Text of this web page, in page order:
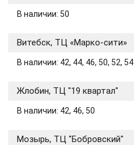
В наличии: 50
Витебск, ТЦ «Марко-сити»
В наличии: 42, 44, 46, 50, 52, 54
Жлобин, ТЦ "19 квартал"
В наличии: 42, 46, 50
Мозырь, ТЦ "Бобровский"